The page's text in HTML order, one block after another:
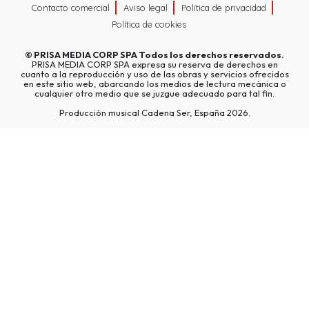
Contacto comercial Aviso legal
Política de privacidad
Política de cookies
© PRISA MEDIA CORP SPATodos los derechos reservados.
PRISA MEDIA CORP SPA expresa su reserva de derechos en
cuanto a la reproducción y uso de las obras y servicios ofrecidos
en este sitio web, abarcando los medios de lectura mecánica o
cualquier otro medio que se juzgue adecuado para tal fin.
Producción musical Cadena Ser, España 2026.